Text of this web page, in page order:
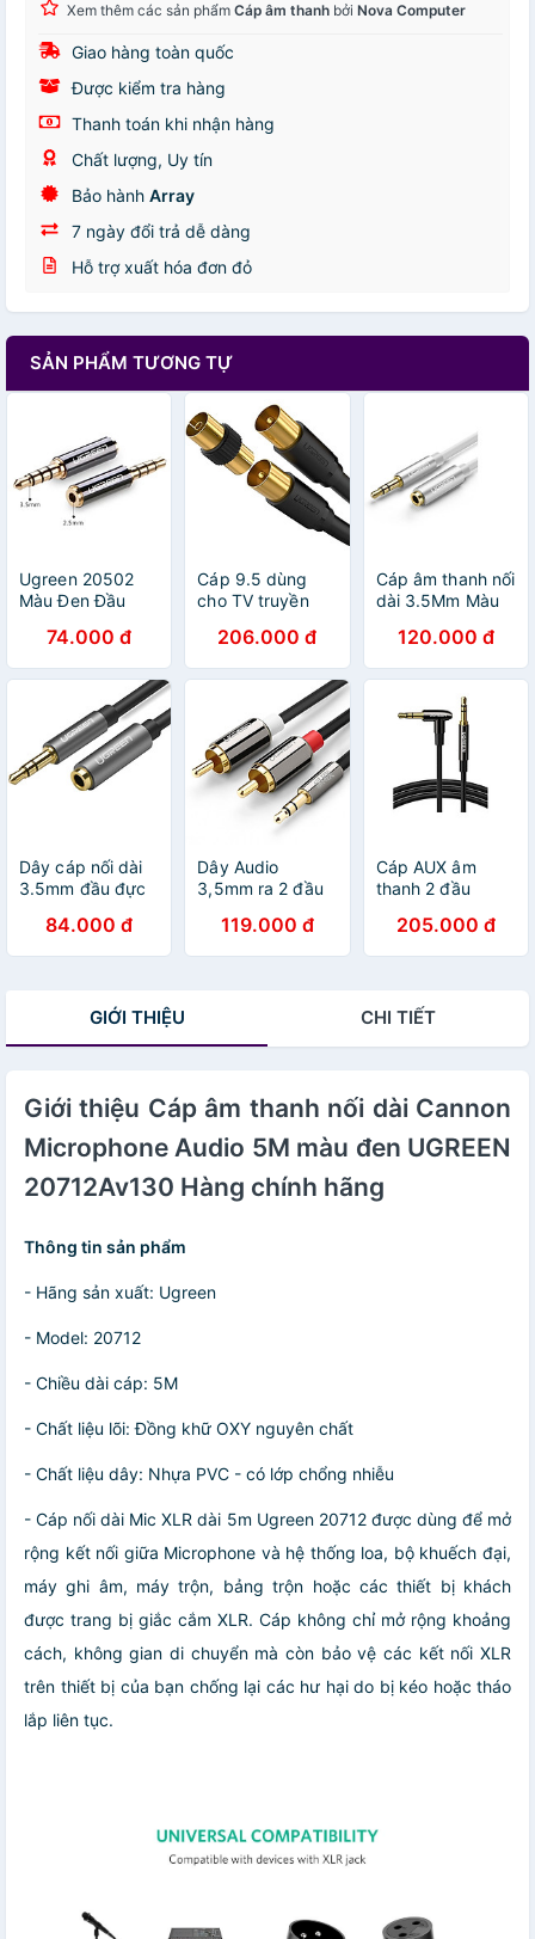
Xem thêm các sản phẩm Cáp âm thanh bởi Nova Computer
Giao hàng toàn quốc
Được kiểm tra hàng
Thanh toán khi nhận hàng
Chất lượng, Uy tín
Bảo hành Array
7 ngày đổi trả dễ dàng
Hỗ trợ xuất hóa đơn đỏ
SẢN PHẨM TƯƠNG TỰ
Ugreen 20502
Màu Đen Đầu
3.5mm dương
sang 2.5mm âm
20502 Hàng
Chính Hãng
74.000 đ
Cáp 9.5 dùng
cho TV truyền
có jack cái
chuyển đổi 1M
màu đen Ugreen
102AT20968SP
Hàng chính hãng
206.000 đ
Cáp âm thanh nối
dài 3.5Mm Màu
UGREEN 40677
Av118 - HÀNG
CHÍNH HÃNG
120.000 đ
Dây cáp nối dài
3.5mm đầu đực
cái mạ vàng dài
1.5m UGREEN
84.000 đ
Dây Audio
3,5mm ra 2 đầu
dài 1,5M UGREEN
AV116 10583 -
119.000 đ
Cáp AUX âm
thanh 2 đầu
3.5mm góc
nghiêng phải
chính hãng
205.000 đ
GIỚI THIỆU CHI TIẾT
Giới thiệu Cáp âm thanh nối dài Cannon
Microphone Audio 5M màu đen UGREEN
20712Av130 Hàng chính hãng
Thông tin sản phẩm
- Hãng sản xuất: Ugreen
- Model: 20712
- Chiều dài cáp: 5M
- Chất liệu lõi: Đồng khữ OXY nguyên chất
- Chất liệu dây: Nhựa PVC - có lớp chổng nhiễu
- Cáp nối dài Mic XLR dài 5m Ugreen 20712 được dùng để mở
rộng kết nối giữa Microphone và hệ thống loa, bộ khuếch đại,
máy ghi âm, máy trộn, bảng trộn hoặc các thiết bị khách
được trang bị giắc cắm XLR. Cáp không chỉ mở rộng khoảng
cách, không gian di chuyển mà còn bảo vệ các kết nối XLR
trên thiết bị của bạn chống lại các hư hại do bị kéo hoặc tháo
lắp liên tục.